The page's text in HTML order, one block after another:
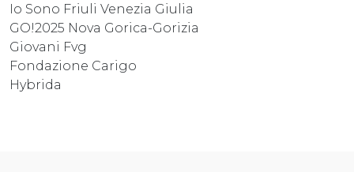
Io Sono Friuli Venezia Giulia
GO!2025 Nova Gorica-Gorizia
Giovani Fvg
Fondazione Carigo
Hybrida